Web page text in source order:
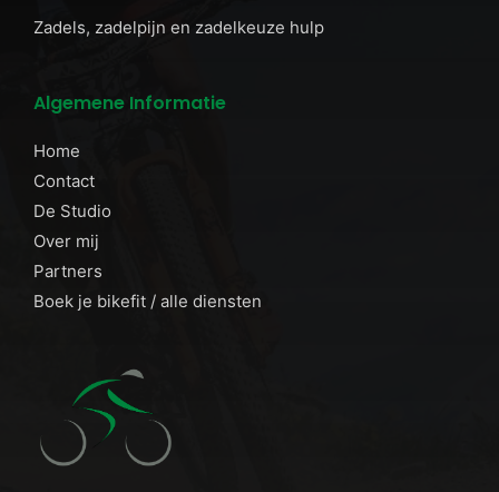
Zadels, zadelpijn en zadelkeuze hulp
Algemene Informatie
Home
Contact
De Studio
Over mij
Partners
Boek je bikefit / alle diensten